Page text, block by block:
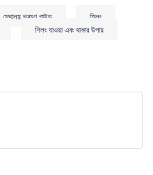
মেঘালয় ভ্রমণ গাইড
শিলং
শিলং যাওয়া এবং থাকার উপায়